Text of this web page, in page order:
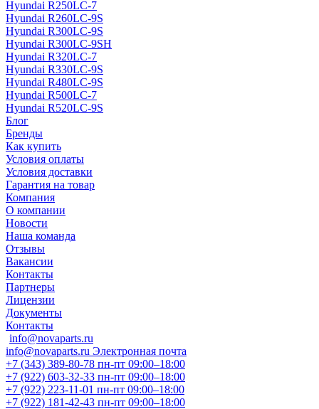
Hyundai R250LC-7
Hyundai R260LC-9S
Hyundai R300LC-9S
Hyundai R300LC-9SH
Hyundai R320LC-7
Hyundai R330LC-9S
Hyundai R480LC-9S
Hyundai R500LC-7
Hyundai R520LC-9S
Блог
Бренды
Как купить
Условия оплаты
Условия доставки
Гарантия на товар
Компания
О компании
Новости
Наша команда
Отзывы
Вакансии
Контакты
Партнеры
Лицензии
Документы
Контакты
info@novaparts.ru
info@novaparts.ru Электронная почта
+7 (343) 389-80-78 пн-пт 09:00–18:00
+7 (922) 603-32-33 пн-пт 09:00–18:00
+7 (922) 223-11-01 пн-пт 09:00–18:00
+7 (922) 181-42-43 пн-пт 09:00–18:00